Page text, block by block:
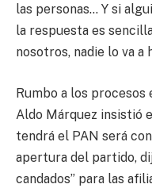
las personas… Y si
la respuesta es
nosotros, nadie lo va a
Rumbo a los
Aldo Márquez insistió
tendrá el PAN será
apertura del partido,
candados” para las